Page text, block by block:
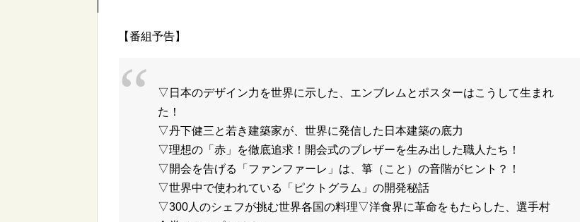
【番組予告】
▽日本のデザイン力を世界に示した、エンブレムとポスターはこうして生まれ
た！
▽丹下健三と若き建築家が、世界に発信した日本建築の底力
▽理想の「赤」を徹底追求！開会式のブレザーを生み出した職人たち！
▽開会を告げる「ファンファーレ」は、箏（こと）の音階がヒント？！
▽世界中で使われている「ピクトグラム」の開発秘話
▽300人のシェフが挑む世界各国の料理▽洋食界に革命をもたらした、選手村